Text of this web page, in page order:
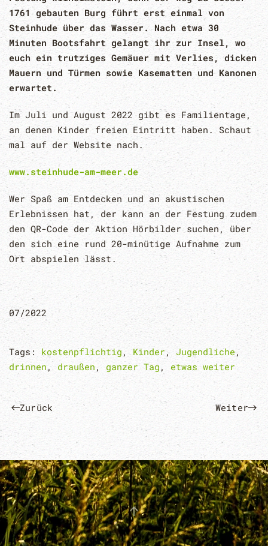
1761 gebauten Burg führt erst einmal von
Steinhude über das Wasser. Nach etwa 30
Minuten Bootsfahrt gelangt ihr zur Insel, wo
euch ein trutziges Gemäuer mit Verlies, dicken
Mauern und Türmen sowie Kasematten und Kanonen
erwartet.
Im Juli und August 2022 gibt es Familientage,
an denen Kinder freien Eintritt haben. Schaut
mal auf der Website nach.
www.steinhude-am-meer.de
Wer Spaß am Entdecken und an akustischen
Erlebnissen hat, der kann an der Festung zudem
den QR-Code der Aktion Hörbilder suchen, über
den sich eine rund 20-minütige Aufnahme zum
Ort abspielen lässt.
07/2022
Tags: kostenpflichtig , Kinder ,Jugendliche ,
drinnen, draußen , ganzer Tag , etwas weiter
Zurück Weiter